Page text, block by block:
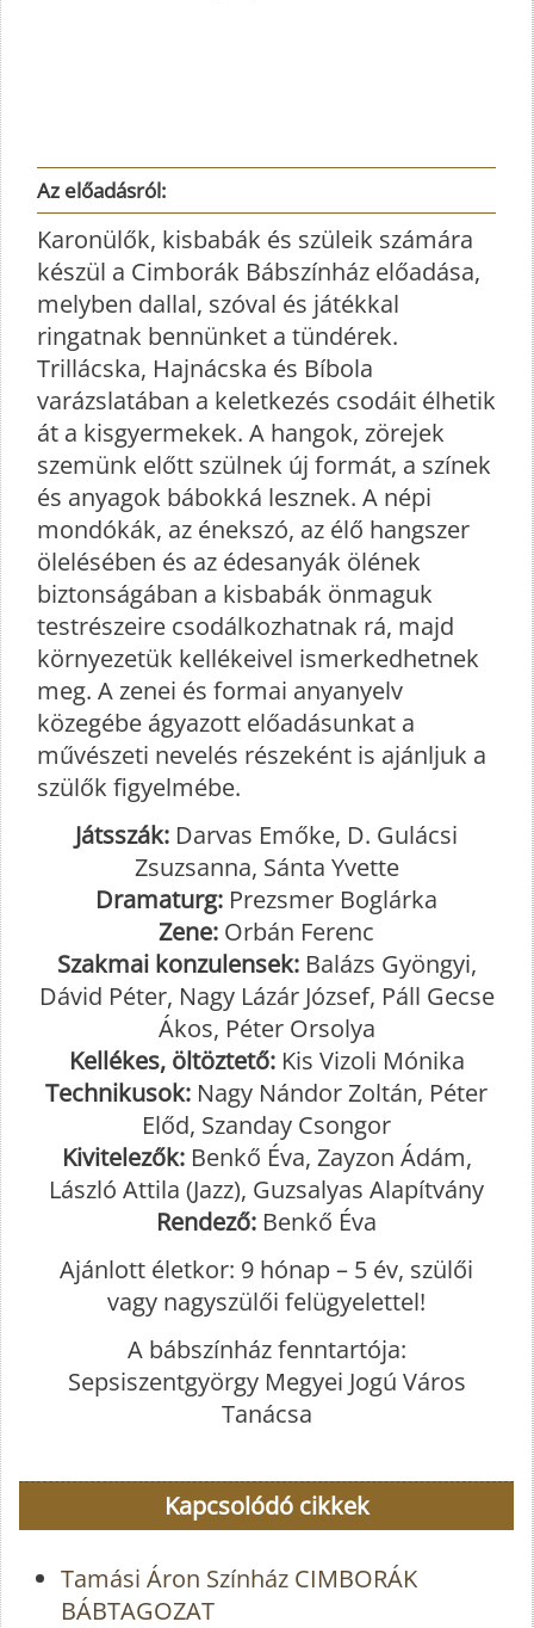
Az előadásról:
Karonülők, kisbabák és szüleik számára
készül a Cimborák Bábszínház előadása,
melyben dallal, szóval és játékkal
ringatnak bennünket a tündérek.
Trillácska, Hajnácska és Bíbola
varázslatában a keletkezés csodáit élhetik
át a kisgyermekek. A hangok, zörejek
szemünk előtt szülnek új formát, a színek
és anyagok bábokká lesznek. A népi
mondókák, az énekszó, az élő hangszer
ölelésében és az édesanyák ölének
biztonságában a kisbabák önmaguk
testrészeire csodálkozhatnak rá, majd
környezetük kellékeivel ismerkedhetnek
meg. A zenei és formai anyanyelv
közegébe ágyazott előadásunkat a
művészeti nevelés részeként is ajánljuk a
szülők figyelmébe.
Játsszák: Darvas Emőke, D. Gulácsi
Zsuzsanna, Sánta Yvette
Dramaturg: Prezsmer Boglárka
Zene: Orbán Ferenc
Szakmai konzulensek:Balázs Gyöngyi,
Dávid Péter, Nagy Lázár József, Páll Gecse
Ákos, Péter Orsolya
Kellékes, öltöztető:Kis Vizoli Mónika
Technikusok: Nagy Nándor Zoltán, Péter
Előd, Szanday Csongor
Kivitelezők:Benkő Éva, Zayzon Ádám,
László Attila (Jazz), Guzsalyas Alapítvány
Rendező: Benkő Éva
Ajánlott életkor: 9 hónap – 5 év, szülői
vagy nagyszülői felügyelettel!
A bábszínház fenntartója:
Sepsiszentgyörgy Megyei Jogú Város
Tanácsa
Kapcsolódó cikkek
Tamási Áron Színház CIMBORÁK
BÁBTAGOZAT